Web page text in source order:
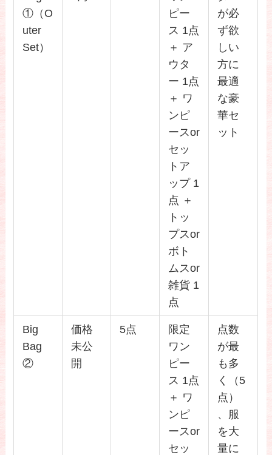
①（O
uter
Set）
ピー
ス 1点
＋ ア
ウタ
ー 1点
＋ ワ
ンピ
ースor
セッ
トア
ップ 1
点 ＋
トッ
プスor
ボト
ムスor
雑貨 1
点
が必
ず欲
しい
方に
最適
な豪
華セ
ット
Big
Bag
②
価格
未公
開
5点
限定
ワン
ピー
ス 1点
＋ ワ
ンピ
ースor
セッ
点数
が最
も多
く（5
点）
、服
を大
量に